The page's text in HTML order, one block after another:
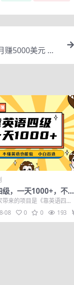
5000美元 方
级，一天1000+，不懂
，保姆式教学，小白
(1800G资料)
带来的项目是《靠英语四
》，很多大学把英语四
...08 0 0 193